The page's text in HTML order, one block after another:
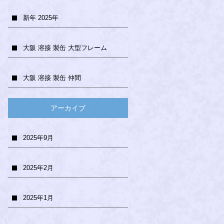
新年 2025年
大阪 溶接 製缶 大型フレーム
大阪 溶接 製缶 仲間
アーカイブ
2025年9月
2025年2月
2025年1月